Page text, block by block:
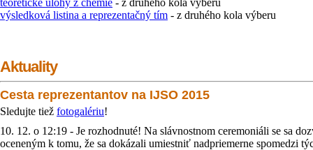
teoretické úlohy z chémie - z druhého kola výberu
výsledková listina a reprezentačný tím - z druhého kola výberu
Aktuality
Cesta reprezentantov na IJSO 2015
Sledujte tiež fotogalériu!
10. 12. o 12:19 - Je rozhodnuté! Na slávnostnom ceremoniáli se sa
oceneným k tomu, že sa dokázali umiestniť nadpriemerne spomedzi